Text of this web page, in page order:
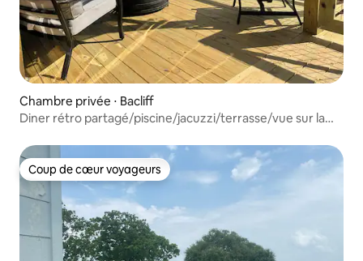
Chambre privée ⋅ Bacliff
Diner rétro partagé/piscine/jacuzzi/terrasse/vue sur la
Coup de cœur voyageurs
Coup de cœur voyageurs